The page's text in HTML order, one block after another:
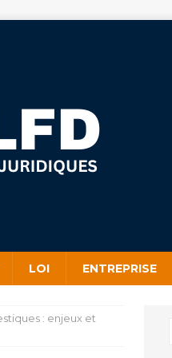
LOI ENTREPRISE
: enjeux et